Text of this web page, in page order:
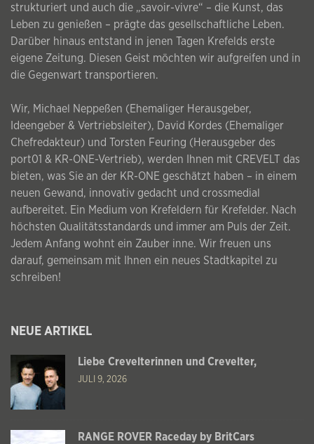
strukturiert und auch die „savoir-vivre“ – die Kunst, das
Leben zu genießen – prägte das gesellschaftliche Leben.
Darüber hinaus entstand in jenen Tagen Krefelds erste
eigene Zeitung. Diesen Geist möchten wir aufgreifen und in
die Gegenwart transportieren.
Wir, Michael Neppeßen (Ehemaliger Herausgeber,
Ideengeber & Vertriebsleiter), David Kordes (Ehemaliger
Chefredakteur) und Torsten Feuring (Herausgeber des
port01 & KR-ONE-Vertrieb), werden Ihnen mit CREVELT das
bieten, was Sie an der KR-ONE geschätzt haben – in einem
neuen Gewand, innovativ gedacht und crossmedial
aufbereitet. Ein Medium von Krefeldern für Krefelder. Nach
höchsten Qualitätsstandards und immer am Puls der Zeit.
Jedem Anfang wohnt ein Zauber inne. Wir freuen uns
darauf, gemeinsam mit Ihnen ein neues Stadtkapitel zu
schreiben!
NEUE ARTIKEL
Liebe Crevelterinnen und Crevelter,
JULI 9, 2026
RANGE ROVER Raceday by BritCars